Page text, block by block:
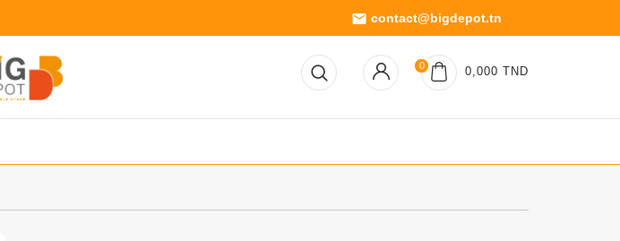
email contact@bigdepot.tn
0 0,000 TND